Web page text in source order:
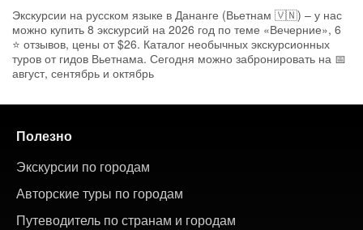
Экскурсии на русском языке в Дананге (Вьетнам 🇻🇳) – у нас
можно купить 8 экскурсий на 2026 год по теме «Вечерние», 6
⭐ отзывов, цены от $26. Каталог необычных экскурсионных
туров от гидов Вьетнама. Сегодня можно забронировать на 📅
август, сентябрь и октябрь
Полезно
Экскурсии по городам
Авторские туры по городам
Путеводитель по странам и городам